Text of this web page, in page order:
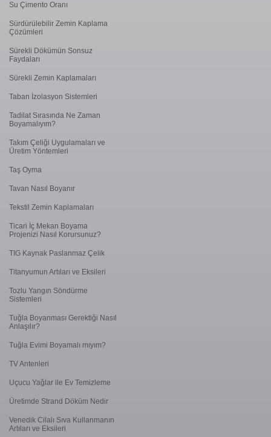
Su Çimento Oranı
Sürdürülebilir Zemin Kaplama
Çözümleri
Sürekli Dökümün Sonsuz
Faydaları
Sürekli Zemin Kaplamaları
Taban İzolasyon Sistemleri
Tadilat Sırasında Ne Zaman
Boyamalıyım?
Takım Çeliği Uygulamaları ve
Üretim Yöntemleri
Taş Oyma
Tavan Nasıl Boyanır
Tekstil Zemin Kaplamaları
Ticari İç Mekan Boyama
Projenizi Nasıl Korursunuz?
TIG Kaynak Paslanmaz Çelik
Titanyumun Artıları ve Eksileri
Tozlu Yangın Söndürme
Sistemleri
Tuğla Boyanması Gerektiği Nasıl
Anlaşılır?
Tuğla Evimi Boyamalı mıyım?
TV Antenleri
Uçucu Yağlar ile Ev Temizleme
Üretimde Strand Döküm Nedir
Venedik Cilalı Sıva Kullanmanın
Artıları ve Eksileri